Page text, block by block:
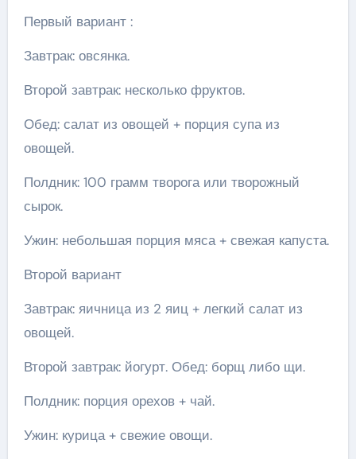
Первый вариант :
Завтрак: овсянка.
Второй завтрак: несколько фруктов.
Обед: салат из овощей + порция супа из
овощей.
Полдник: 100 грамм творога или творожный
сырок.
Ужин: небольшая порция мяса + свежая капуста.
Второй вариант
Завтрак: яичница из 2 яиц + легкий салат из
овощей.
Второй завтрак: йогурт. Обед: борщ либо щи.
Полдник: порция орехов + чай.
Ужин: курица + свежие овощи.